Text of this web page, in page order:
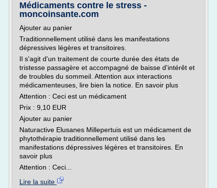
Médicaments contre le stress -
moncoinsante.com
Ajouter au panier
Traditionnellement utilisé dans les manifestations
dépressives légères et transitoires.
Il s'agit d'un traitement de courte durée des états de
tristesse passagère et accompagné de baisse d'intérêt et
de troubles du sommeil. Attention aux interactions
médicamenteuses, lire bien la notice. En savoir plus
Attention : Ceci est un médicament
Prix : 9,10 EUR
Ajouter au panier
Naturactive Elusanes Millepertuis est un médicament de
phytothérapie traditionnellement utilisé dans les
manifestations dépressives légères et transitoires. En
savoir plus
Attention : Ceci...
Lire la suite